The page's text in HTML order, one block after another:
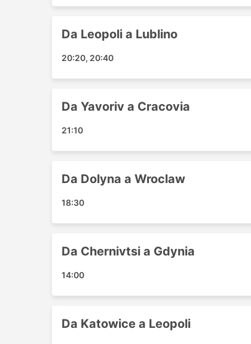
Kropyvnytskyi
Francoforte
Jena
Netishyn
Prague
Kaunas
Bialystok
Zielona Gora
Poltava Stazione Degli autobus
Kovel
Uzhgorod
Da Leopoli a Lublino
20:20, 20:40
Da Yavoriv a Cracovia
21:10
Da Dolyna a Wroclaw
18:30
Da Chernivtsi a Gdynia
14:00
Da Katowice a Leopoli